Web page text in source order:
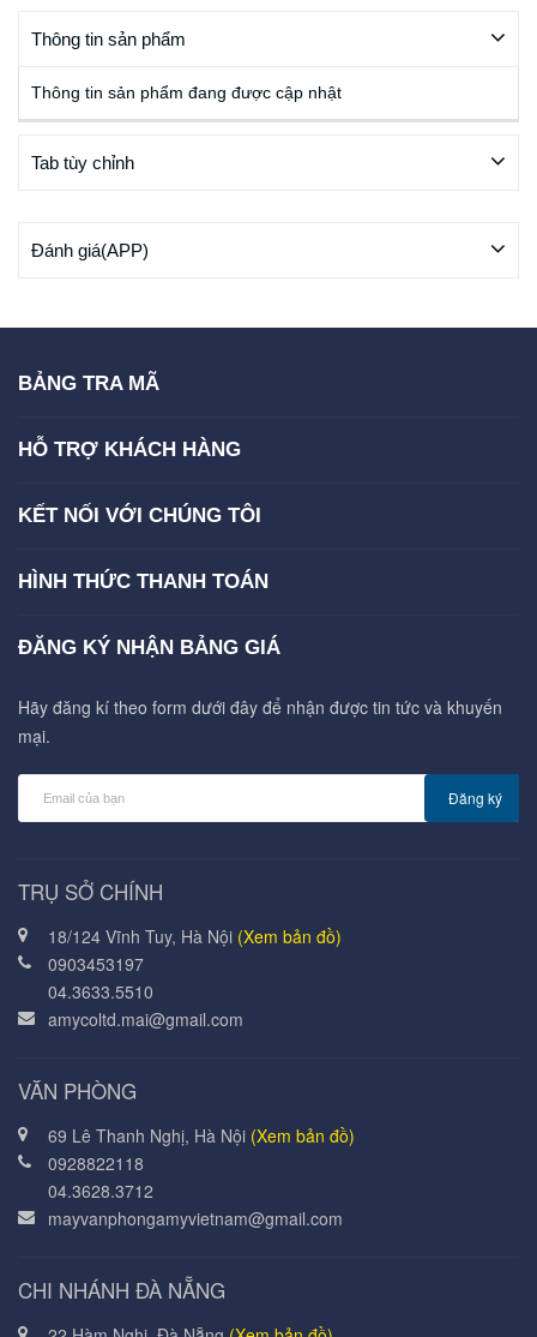
Thông tin sản phẩm
Thông tin sản phẩm đang được cập nhật
Tab tùy chỉnh
Đánh giá(APP)
BẢNG TRA MÃ
HỖ TRỢ KHÁCH HÀNG
KẾT NỐI VỚI CHÚNG TÔI
HÌNH THỨC THANH TOÁN
ĐĂNG KÝ NHẬN BẢNG GIÁ
Hãy đăng kí theo form dưới đây để nhận được tin tức và khuyến
mại.
Đăng ký
TRỤ SỞ CHÍNH
18/124 Vĩnh Tuy, Hà Nội (Xem bản đồ)
0903453197
04.3633.5510
amycoltd.mai@gmail.com
VĂN PHÒNG
69 Lê Thanh Nghị, Hà Nội (Xem bản đồ)
0928822118
04.3628.3712
mayvanphongamyvietnam@gmail.com
CHI NHÁNH ĐÀ NẴNG